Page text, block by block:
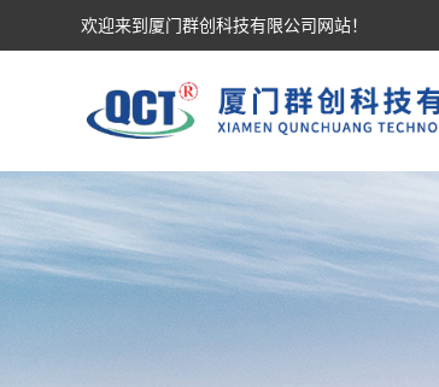
欢迎来到厦门群创科技有限公司网站！